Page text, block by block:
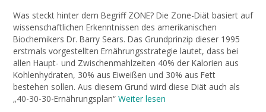
Was steckt hinter dem Begriff ZONE? Die Zone-Diät basiert auf
wissenschaftlichen Erkenntnissen des amerikanischen
Biochemikers Dr. Barry Sears. Das Grundprinzip dieser 1995
erstmals vorgestellten Ernährungsstrategie lautet, dass bei
allen Haupt- und Zwischenmahlzeiten 40% der Kalorien aus
Kohlenhydraten, 30% aus Eiweißen und 30% aus Fett
bestehen sollen. Aus diesem Grund wird diese Diät auch als
„40-30-30-Ernährungsplan“ Weiter lesen